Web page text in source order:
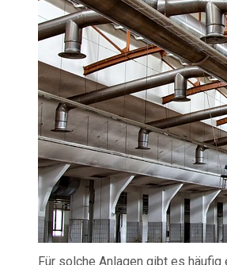
Für solche Anlagen gibt es häufig